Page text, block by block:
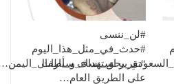
#لن_ننسى
#حدث_في_مثل_هذا_اليوم
“تقرير استهداف سيارات
على الطريق العام…